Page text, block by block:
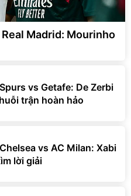
Madrid: Mourinho
vs Getafe: De Zerbi
trận hoàn hảo
vs AC Milan: Xabi
lời giải